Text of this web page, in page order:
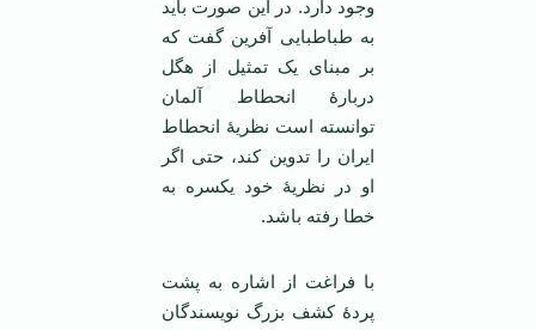
وجود دارد. در این صورت باید
به طباطبایی آفرین گفت که
بر مبنای یک تمثیل از هگل
دربارۀ انحطاط آلمان
توانسته است نظریۀ انحطاط
ایران را تدوین کند، حتی اگر
او در نظریۀ خود یکسره به
خطا رفته باشد.
با فراغت از اشاره به پشت
پردۀ کشف بزرگ نویسندگان